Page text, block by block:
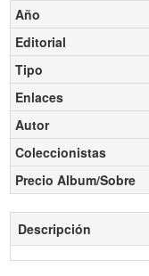
Año
Editorial
Tipo
Enlaces
Autor
Coleccionistas
Precio Album/Sobre
Descripción